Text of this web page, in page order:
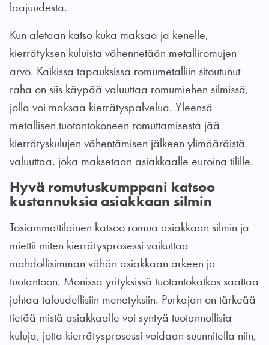
laajuudesta.
Kun aletaan katso kuka maksaa ja kenelle,
kierrätyksen kuluista vähennetään metalliromujen
arvo. Kaikissa tapauksissa romumetalliin sitoutunut
raha on siis käypää valuuttaa romumiehen silmissä,
jolla voi maksaa kierrätyspalvelua. Yleensä
metallisen tuotantokoneen romuttamisesta jää
kierrätyskulujen vähentämisen jälkeen ylimääräistä
valuuttaa, joka maksetaan asiakkaalle euroina tilille.
Hyvä romutuskumppani katsoo
kustannuksia asiakkaan silmin
Tosiammattilainen katsoo romua asiakkaan silmin ja
miettii miten kierrätysprosessi vaikuttaa
mahdollisimman vähän asiakkaan arkeen ja
tuotantoon. Monissa yrityksissä tuotantokatkos saattaa
johtaa taloudellisiin menetyksiin. Purkajan on tärkeää
tietää mistä asiakkaalle voi syntyä tuotannollisia
kuluja, jotta kierrätysprosessi voidaan suunnitella niin,